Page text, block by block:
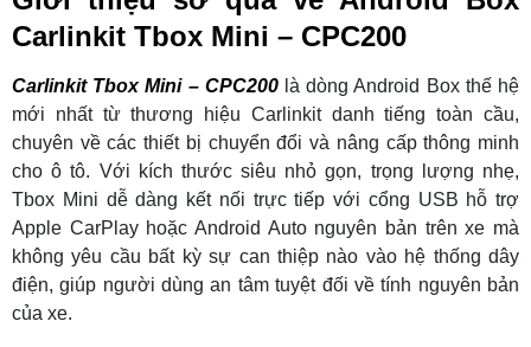
Carlinkit Tbox Mini – CPC200
Carlinkit Tbox Mini – CPC200 là dòng Android Box thế hệ
mới nhất từ thương hiệu Carlinkit danh tiếng toàn cầu,
chuyên về các thiết bị chuyển đổi và nâng cấp thông minh
cho ô tô. Với kích thước siêu nhỏ gọn, trọng lượng nhẹ,
Tbox Mini dễ dàng kết nối trực tiếp với cổng USB hỗ trợ
Apple CarPlay hoặc Android Auto nguyên bản trên xe mà
không yêu cầu bất kỳ sự can thiệp nào vào hệ thống dây
điện, giúp người dùng an tâm tuyệt đối về tính nguyên bản
của xe.